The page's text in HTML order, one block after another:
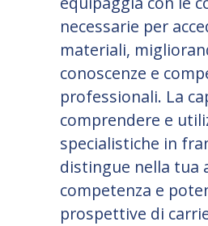
necessarie per
materiali,
conoscenze e
professionali. La
comprendere e
specialistiche in
distingue nella tua
competenza e
prospettive di